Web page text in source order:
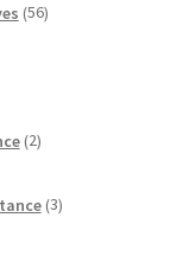
56izdelkov
2izdelka
3izdelki